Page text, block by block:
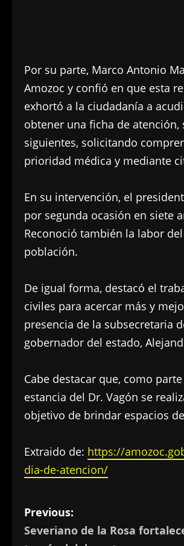
Por su parte, Marco Antonio
Amozoc y confió en que esta
exhortó a la ciudadanía a
obtener una ficha de
siguientes, solicitando
prioridad médica y mediante
En su intervención, el
por segunda ocasión en siete
Reconoció también la labor
población.
De igual forma, destacó el
civiles para acercar más y
presencia de la subsecretaria
gobernador del estado,
Cabe destacar que, como
estancia del Dr. Vagón se
objetivo de brindar espacios
Extraido de: https://
dia-de-atencion/
P
o
Previous:
Severiano de la Rosa